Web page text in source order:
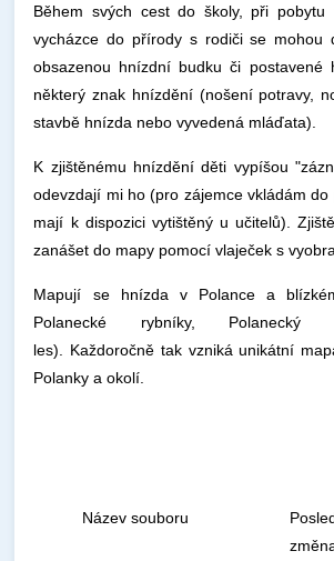
Během svých cest do školy, při
vycházce do přírody s rodiči se mohou
obsazenou hnízdní budku či postavené
některý znak hnízdění (nošení potravy,
stavbě hnízda nebo vyvedená mláďata).
K zjištěnému hnízdění děti vypíšou
odevzdají mi ho (pro zájemce vkládám
mají k dispozici vytištěný u učitelů).
zanášet do mapy pomocí vlaječek s
Mapují se hnízda v Polance a
Polanecké rybníky, Polanecký
les). Každoročně tak vzniká unikátní
Polanky a okolí.
Název souboru